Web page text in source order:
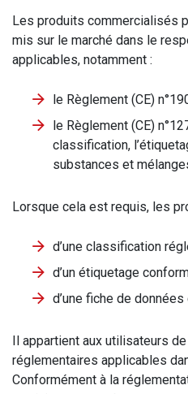
Les produits commercialisés
mis sur le marché dans le
applicables, notamment :
le Règlement (CE)
le Règlement (CE)
classification,
substances et
Lorsque cela est requis, les
d’une classification
d’un étiquetage
d’une fiche de
Il appartient aux utilisateurs
réglementaires applicables
Conformément à la